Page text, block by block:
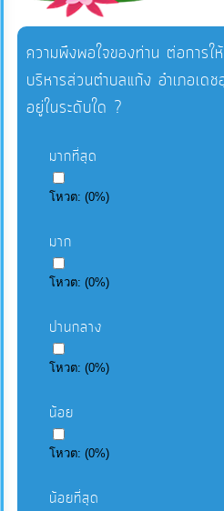
ความพึงพอใจของท่าน ต่อการใ
บริหารส่วนตำบลแก้ง อำเภอเด
อยู่ในระดับใด ?
มากที่สุด
โหวต:(0%)
มาก
โหวต:(0%)
ปานกลาง
โหวต:(0%)
น้อย
โหวต:(0%)
น้อยที่สุด